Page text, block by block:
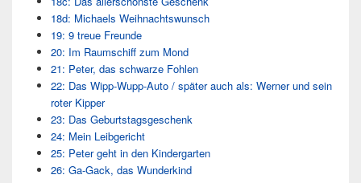
18d: Michaels Weihnachtswunsch
19: 9 treue Freunde
20: Im Raumschiff zum Mond
21: Peter, das schwarze Fohlen
22: Das Wipp-Wupp-Auto / später auch als: Werner und sein
roter Kipper
23: Das Geburtstagsgeschenk
24: Mein Leibgericht
25: Peter geht in den Kindergarten
26: Ga-Gack, das Wunderkind